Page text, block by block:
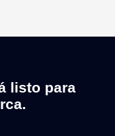
listo para